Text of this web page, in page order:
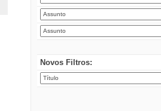
Novos Filtros: